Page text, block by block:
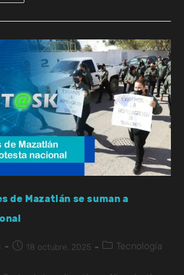
de Mazatlán se suman a
18 octubre, 2025 Tecnología